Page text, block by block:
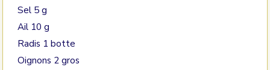
Sel 5 g
Ail 10 g
Radis 1 botte
Oignons 2 gros